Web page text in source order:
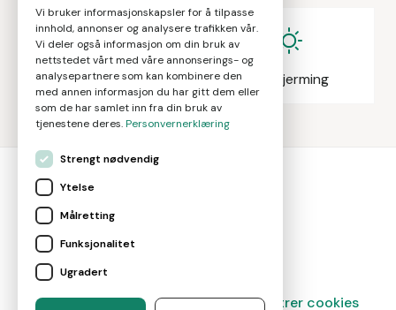
Eiendomsmegling Solskjerming
Gjør smarte boligvalg
Magasin Om oss Kontakt Administrer cookies
Vi bruker informasjonskapsler for å tilpasse
innhold, annonser og analysere trafikken vår.
Vi deler også informasjon om din bruk av
nettstedet vårt med våre annonserings- og
analysepartnere som kan kombinere den
med annen informasjon du har gitt dem eller
som de har samlet inn fra din bruk av
tjenestene deres.Personvernerklæring
Strengt nødvendig
Ytelse
Målretting
Funksjonalitet
Ugradert